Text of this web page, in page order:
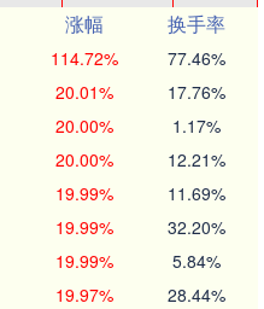
涨幅
换手率
114.72% 77.46%
20.01% 17.76%
20.00% 1.17%
20.00% 12.21%
19.99% 11.69%
19.99% 32.20%
19.99% 5.84%
19.97% 28.44%